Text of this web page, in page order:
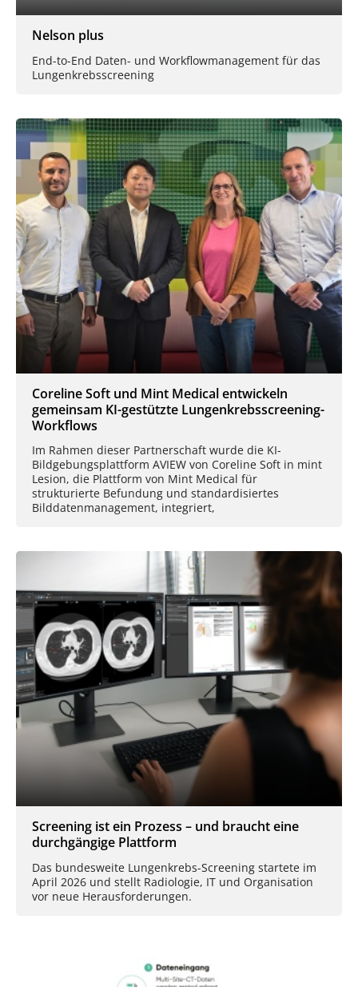
Nelson plus
End-to-End Daten- und Workflowmanagement für das
Lungenkrebsscreening
Coreline Soft und Mint Medical entwickeln
gemeinsam KI-gestützte Lungenkrebsscreening-
Workflows
Im Rahmen dieser Partnerschaft wurde die KI-
Bildgebungsplattform AVIEW von Coreline Soft in mint
Lesion, die Plattform von Mint Medical für
strukturierte Befundung und standardisiertes
Bilddatenmanagement, integriert,
Screening ist ein Prozess – und braucht eine
durchgängige Plattform
Das bundesweite Lungenkrebs-Screening startete im
April 2026 und stellt Radiologie, IT und Organisation
vor neue Herausforderungen.